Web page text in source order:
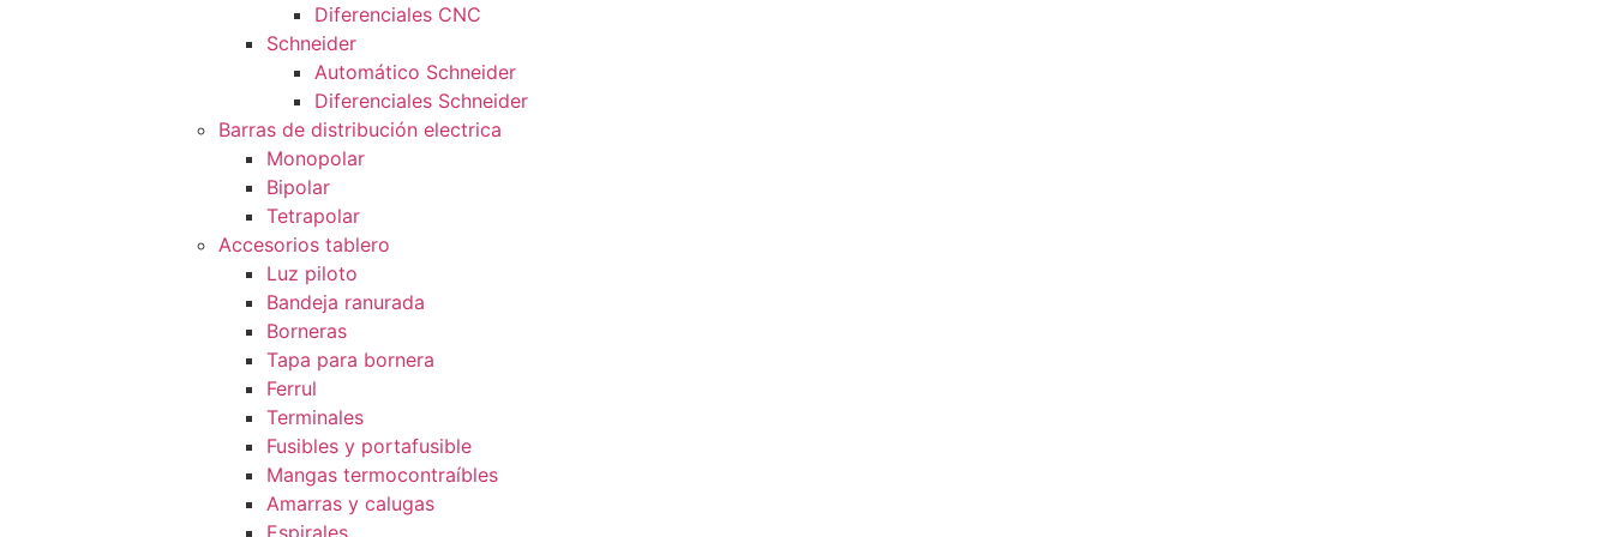
Diferenciales CNC
Schneider
Automático Schneider
Diferenciales Schneider
Barras de distribución electrica
Monopolar
Bipolar
Tetrapolar
Accesorios tablero
Luz piloto
Bandeja ranurada
Borneras
Tapa para bornera
Ferrul
Terminales
Fusibles y portafusible
Mangas termocontraíbles
Amarras y calugas
Espirales